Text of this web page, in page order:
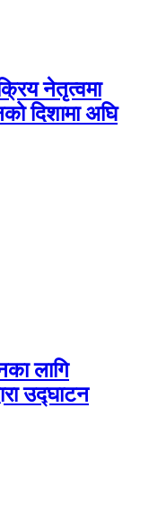
नेतृत्वमा
दिशामा अघि
लागि
उद्घाटन